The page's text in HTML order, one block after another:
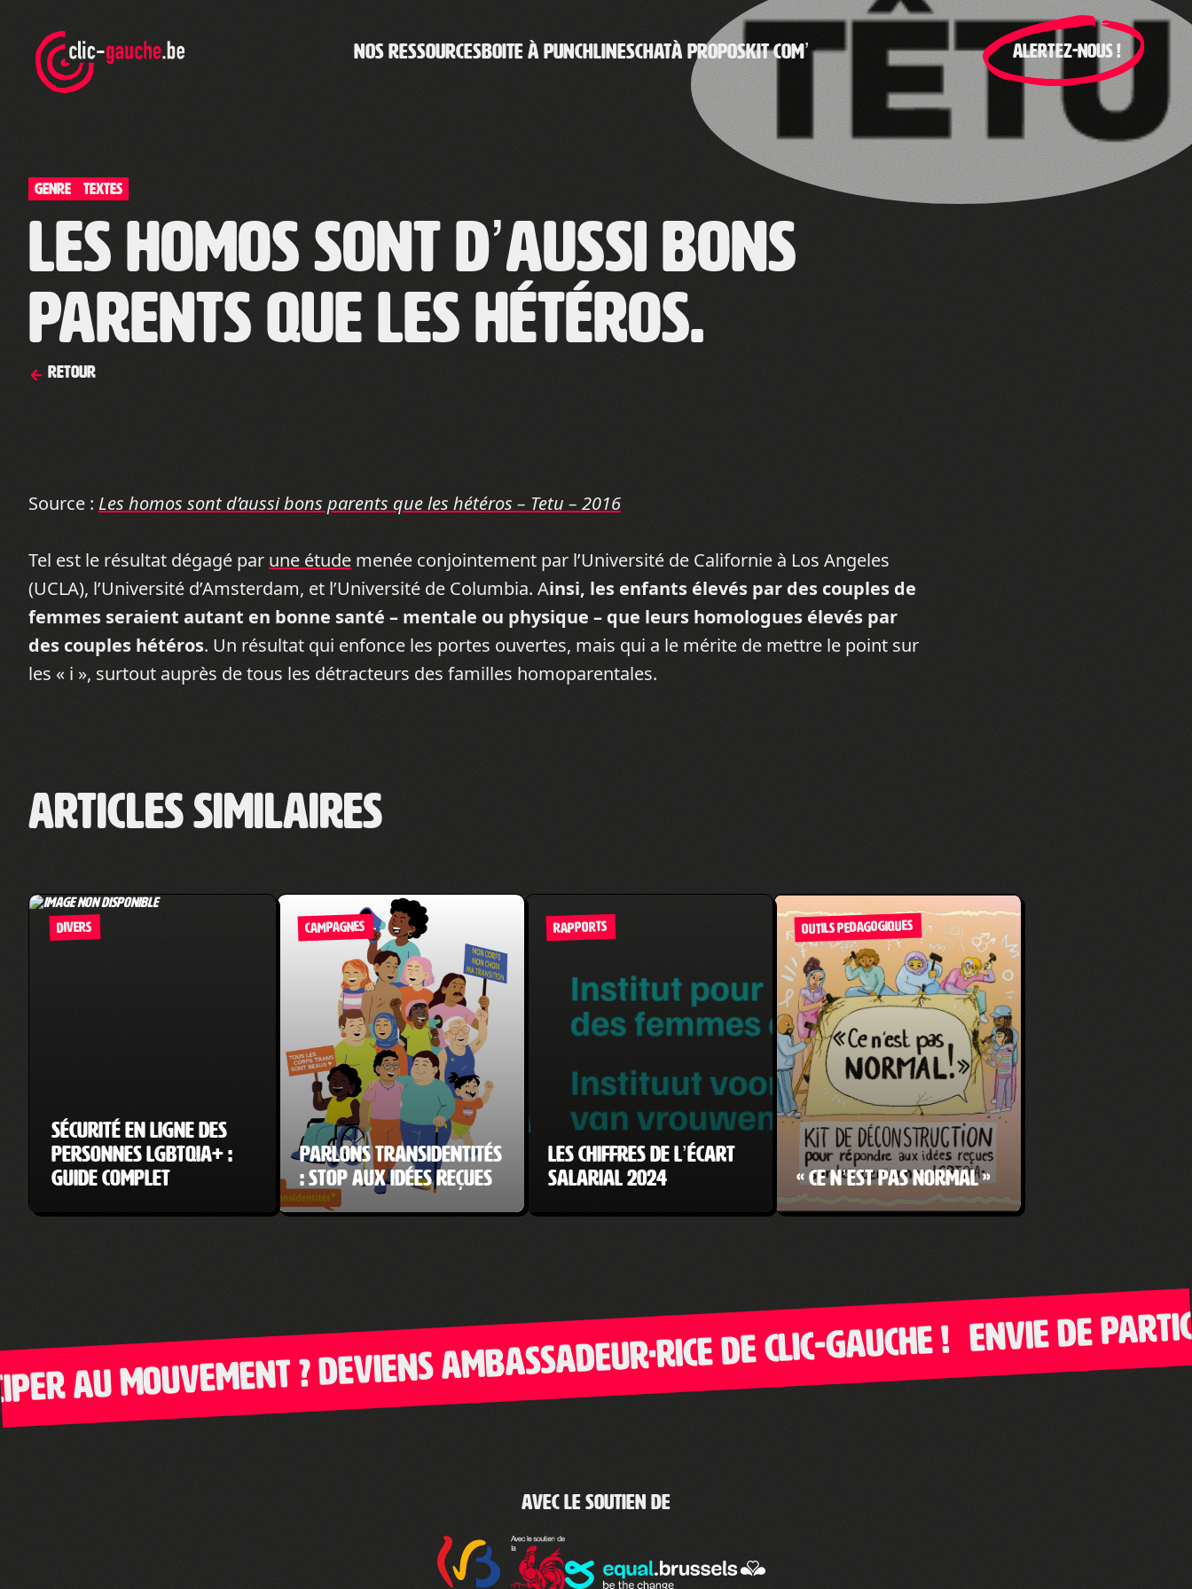
content
NOS RESSOURCESBOITE À PUNCHLINESCHATÀ PROPOSKIT COM’ ALERTEZ-NOUS !
Genre TEXTES
Les homos sont d’aussi bons
parents que les hétéros.
Retour
Source : Les homos sont d’aussi bons parents que les hétéros – Tetu – 2016
Tel est le résultat dégagé par une étude menée conjointement par l’Université de Californie à Los Angeles
(UCLA), l’Université d’Amsterdam, et l’Université de Columbia. Ainsi, les enfants élevés par des couples de
femmes seraient autant en bonne santé – mentale ou physique – que leurs homologues élevés par
des couples hétéros. Un résultat qui enfonce les portes ouvertes, mais qui a le mérite de mettre le point sur
les « i », surtout auprès de tous les détracteurs des familles homoparentales.
Articles similaires
DIVERS
Sécurité en ligne des
personnes LGBTQIA+ :
guide complet
CAMPAGNES
Parlons transidentités
: Stop aux idées reçues
RAPPORTS
Les chiffres de l’écart
salarial 2024
OUTILS PEDAGOGIQUES
« Ce n’est pas normal »
mouvement ? Deviens ambassadeur·rice de Clic-Gauche !
Envie de
Avec le soutien de